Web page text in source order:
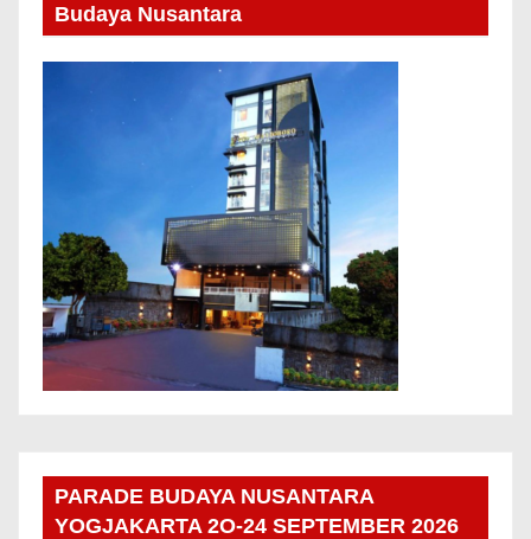
Budaya Nusantara
PARADE BUDAYA NUSANTARA
YOGJAKARTA 2O-24 SEPTEMBER 2026